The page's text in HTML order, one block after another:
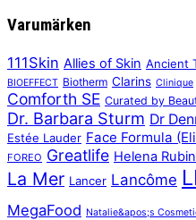
Varumärken
111Skin Allies of Skin Ancient
BIOEFFECT Biotherm Clarins Clinique
Comforth SE Curated by
Dr. Barbara Sturm Dr
Estée Lauder Face Formula
FOREO Greatlife Helena
La Mer Lancer Lancôme
MegaFood Natalie&apos;s